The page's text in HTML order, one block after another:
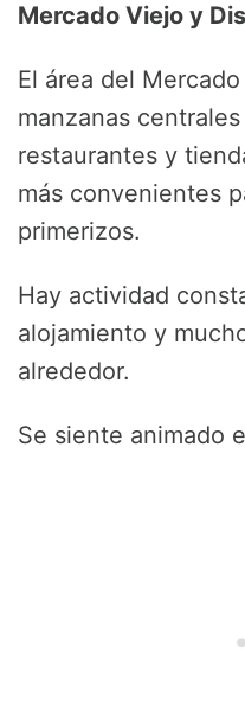
Mercado Viejo y
El área del
manzanas
restaurantes y
más convenientes
primerizos.
Hay actividad
alojamiento y
alrededor.
Se siente animado